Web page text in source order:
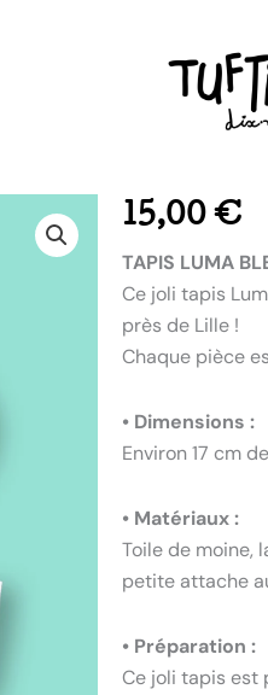
15,00 €
TAPIS LUMA
Ce joli tapis
près de Lille !
Chaque pièce
• Dimensions :
Environ 17 cm
• Matériaux :
Toile de moine,
petite attache
• Préparation :
Ce joli tapis est